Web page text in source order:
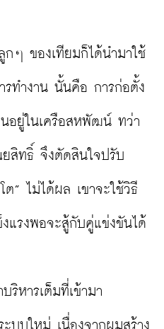
ๆ ของเทียมก็ได้นำมาใช้
รทำงาน นั้นคือ การก่อตั้ง
อยู่ในเครือสหพัฒน์ ทว่า
สิทธิ์ จึงตัดสินใจปรับ
” ไม่ได้ผล เขาจะใช้วิธี
แรงพอจะสู้กับคู่แข่งขันได้
ริหารเต็มที่เข้ามา
บบใหม่ เนื่องจากผมสร้าง